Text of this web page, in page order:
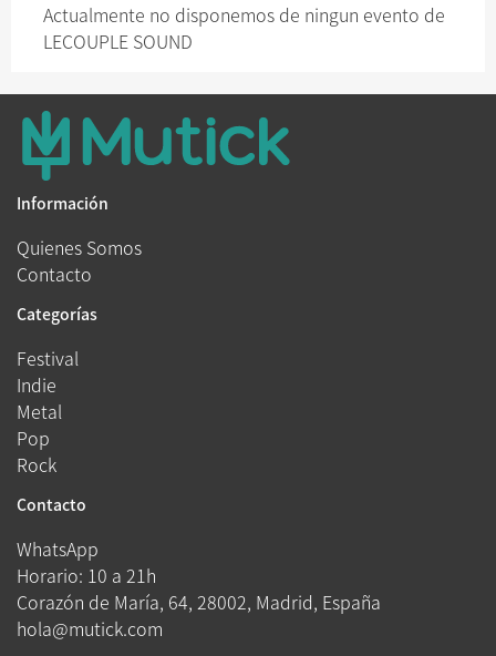
Actualmente no disponemos de ningun evento de
LECOUPLE SOUND
Información
Quienes Somos
Contacto
Categorías
Festival
Indie
Metal
Pop
Rock
Contacto
WhatsApp
Horario: 10 a 21h
Corazón de María, 64, 28002, Madrid, España
hola@mutick.com